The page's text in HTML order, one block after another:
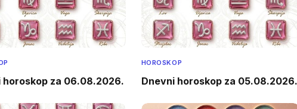
horoskop za 06.08.2026.
HOROSKOP
Dnevni horoskop za 05.08.2026.